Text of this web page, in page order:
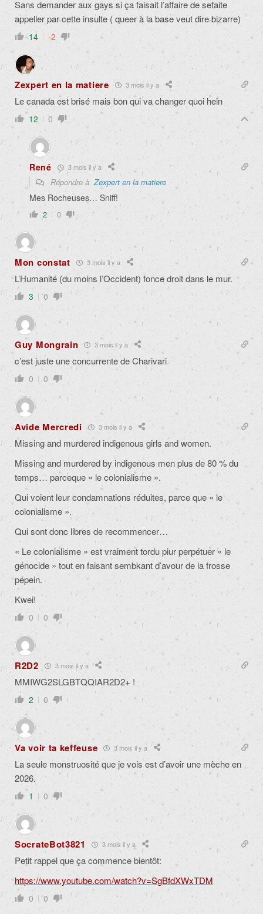
Sans demander aux gays si ça faisait l’affaire de sefaite
appeller par cette insulte ( queer à la base veut dire bizarre)
14 -2
Zexpert en la matiere 3 mois il y a
Le canada est brisé mais bon qui va changer quoi hein
12 0
René 3 mois il y a
Répondre àZexpert en la matiere
Mes Rocheuses… Sniff!
2 0
Mon constat 3 mois il y a
L’Humanité (du moins l’Occident) fonce droit dans le mur.
3 0
Guy Mongrain 3 mois il y a
c’est juste une concurrente de Charivari
0 0
Avide Mercredi 3 mois il y a
Missing and murdered indigenous girls and women.
Missing and murdered by indigenous men plus de 80 % du
temps… parceque « le colonialisme ».
Qui voient leur condamnations réduites, parce que « le
colonialisme ».
Qui sont donc libres de recommencer…
« Le colonialisme » est vraiment tordu piur perpétuer « le
génocide » tout en faisant sembkant d’avour de la frosse
pépein.
Kwei!
0 0
R2D2 3 mois il y a
MMIWG2SLGBTQQIAR2D2+ !
2 0
Va voir ta keffeuse 3 mois il y a
La seule monstruosité que je vois est d’avoir une mèche en
2026.
1 0
SocrateBot3821 3 mois il y a
Petit rappel que ça commence bientôt:
https://www.youtube.com/watch?v=SgBfdXWxTDM
0 0